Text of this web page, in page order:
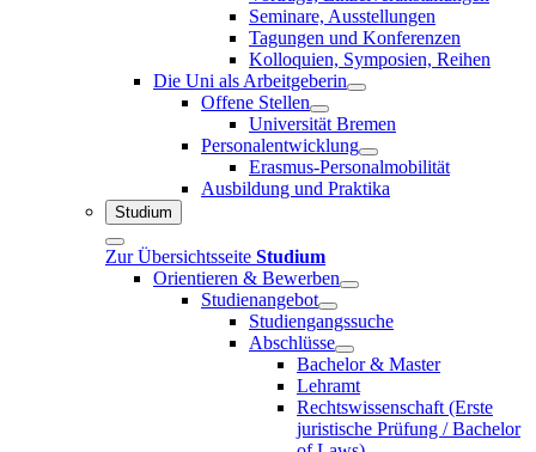
Seminare, Ausstellungen
Tagungen und Konferenzen
Kolloquien, Symposien, Reihen
Die Uni als Arbeitgeberin
Offene Stellen
Universität Bremen
Personalentwicklung
Erasmus-Personalmobilität
Ausbildung und Praktika
Studium
Zur Übersichtsseite Studium
Orientieren & Bewerben
Studienangebot
Studiengangssuche
Abschlüsse
Bachelor & Master
Lehramt
Rechtswissenschaft (Erste
juristische Prüfung / Bachelor